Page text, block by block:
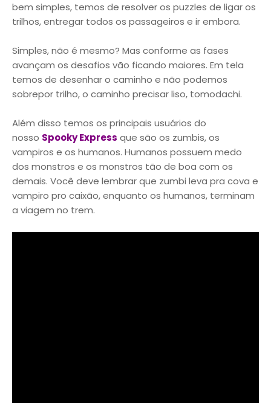
bem simples, temos de resolver os puzzles de ligar os
trilhos, entregar todos os passageiros e ir embora.
Simples, não é mesmo? Mas conforme as fases
avançam os desafios vão ficando maiores. Em tela
temos de desenhar o caminho e não podemos
sobrepor trilho, o caminho precisar liso, tomodachi.
Além disso temos os principais usuários do
nosso Spooky Express que são os zumbis, os
vampiros e os humanos. Humanos possuem medo
dos monstros e os monstros tão de boa com os
demais. Você deve lembrar que zumbi leva pra cova e
vampiro pro caixão, enquanto os humanos, terminam
a viagem no trem.